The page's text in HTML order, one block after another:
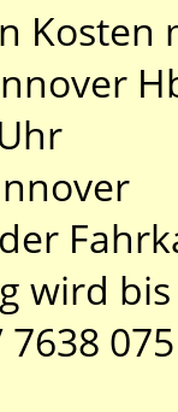
Kosten
wird
7638